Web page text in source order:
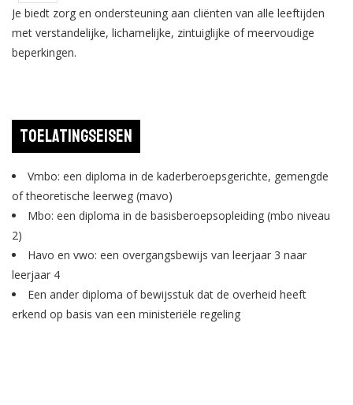
Je biedt zorg en ondersteuning aan cliënten van alle leeftijden
met verstandelijke, lichamelijke, zintuiglijke of meervoudige
beperkingen.
Toelatingseisen
Vmbo: een diploma in de kaderberoepsgerichte, gemengde
of theoretische leerweg (mavo)
Mbo: een diploma in de basisberoepsopleiding (mbo niveau
2)
Havo en vwo: een overgangsbewijs van leerjaar 3 naar
leerjaar 4
Een ander diploma of bewijsstuk dat de overheid heeft
erkend op basis van een ministeriële regeling